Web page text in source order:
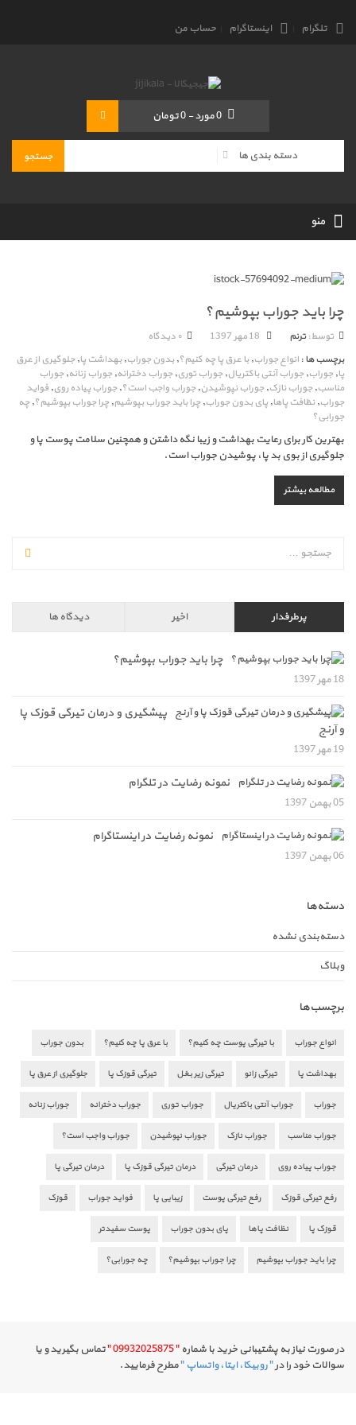
تلگرام اینستاگرام حساب من
0مورد- 0 تومان
منو
چرا باید جوراب بپوشیم؟
توسط:ترنم 18 مهر 1397
۰ دیدگاه
برچسب ها : انواع جوراب, با عرق پا چه کنیم؟, بدون جوراب, بهداشت پا, جلوگیری از عرق
پا, جوراب, جوراب آنتی باکتریال, جوراب توری, جوراب دخترانه, جوراب زنانه, جوراب
مناسب, جوراب نازک, جوراب نپوشیدن, جوراب واجب است؟, جوراب پیاده روی, فواید
جوراب, نظافت پاها, پای بدون جوراب, چرا باید جوراب بپوشیم, چرا جوراب بپوشیم؟, چه
جورابی؟
بهترین کار برای رعایت بهداشت و زیبا نگه داشتن و همچنین سلامت پوست پا و
جلوگیری از بوی بد پا، پوشیدن جوراب است.
مطالعه بیشتر
پرطرفدار اخیر دیدگاه ها
چرا باید جوراب بپوشیم؟
18 مهر 1397
پیشگیری و درمان تیرگی قوزک پا
و آرنج
19 مهر 1397
نمونه رضایت در تلگرام
05 بهمن 1397
نمونه رضایت در اینستاگرام
06 بهمن 1397
دسته‌ها
دسته‌بندی نشده
وبلاگ
برچسب‌ها
انواع جوراب با تیرگی پوست چه کنیم؟ با عرق پا چه کنیم؟ بدون جوراب
بهداشت پا تیرگی زانو تیرگی زیر بغل تیرگی قوزک پا جلوگیری از عرق پا
جوراب جوراب آنتی باکتریال جوراب توری جوراب دخترانه جوراب زنانه
جوراب مناسب جوراب نازک جوراب نپوشیدن جوراب واجب است؟
جوراب پیاده روی درمان تیرگی درمان تیرگی قوزک پا درمان تیرگی پا
رفع تیرگی قوزک رفع تیرگی پوست زیبایی پا فواید جوراب قوزک
قوزک پا نظافت پاها پای بدون جوراب پوست سفیدتر
چرا باید جوراب بپوشیم چرا جوراب بپوشیم؟ چه جورابی؟
در صورت نیاز به پشتیبانی خرید با شماره " 09932025875 "
تماس بگیرید و یا
سوالات خود را در" روبیکا، ایتا، واتساپ "مطرح فرمایید.